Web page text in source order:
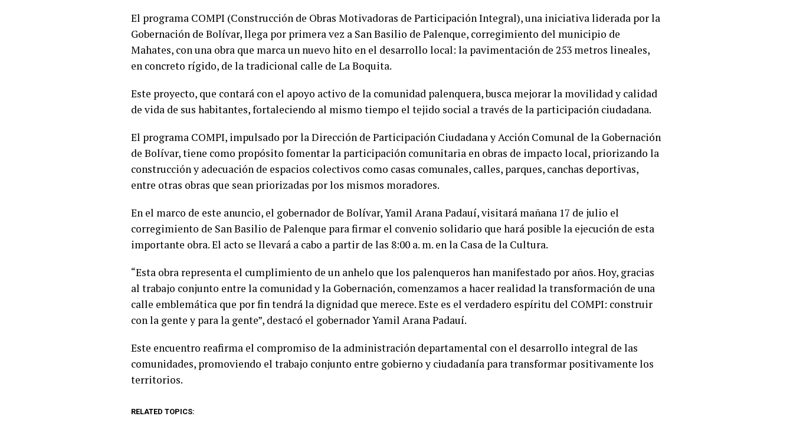
El programa COMPI (Construcción de Obras Motivadoras de Participación Integral), una iniciativa liderada por la
Gobernación de Bolívar, llega por primera vez a San Basilio de Palenque, corregimiento del municipio de
Mahates, con una obra que marca un nuevo hito en el desarrollo local: la pavimentación de 253 metros lineales,
en concreto rígido, de la tradicional calle de La Boquita.
Este proyecto, que contará con el apoyo activo de la comunidad palenquera, busca mejorar la movilidad y calidad
de vida de sus habitantes, fortaleciendo al mismo tiempo el tejido social a través de la participación ciudadana.
El programa COMPI, impulsado por la Dirección de Participación Ciudadana y Acción Comunal de la Gobernación
de Bolívar, tiene como propósito fomentar la participación comunitaria en obras de impacto local, priorizando la
construcción y adecuación de espacios colectivos como casas comunales, calles, parques, canchas deportivas,
entre otras obras que sean priorizadas por los mismos moradores.
En el marco de este anuncio, el gobernador de Bolívar, Yamil Arana Padauí, visitará mañana 17 de julio el
corregimiento de San Basilio de Palenque para firmar el convenio solidario que hará posible la ejecución de esta
importante obra. El acto se llevará a cabo a partir de las 8:00 a. m. en la Casa de la Cultura.
“Esta obra representa el cumplimiento de un anhelo que los palenqueros han manifestado por años. Hoy, gracias
al trabajo conjunto entre la comunidad y la Gobernación, comenzamos a hacer realidad la transformación de una
calle emblemática que por fin tendrá la dignidad que merece. Este es el verdadero espíritu del COMPI: construir
con la gente y para la gente”, destacó el gobernador Yamil Arana Padauí.
Este encuentro reafirma el compromiso de la administración departamental con el desarrollo integral de las
comunidades, promoviendo el trabajo conjunto entre gobierno y ciudadanía para transformar positivamente los
territorios.
RELATED TOPICS: